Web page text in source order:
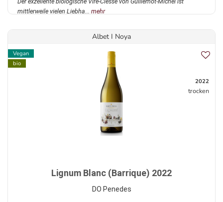
mittlerweile vielen Liebha... mehr
Albet I Noya
Vegan
bio
2022
trocken
Lignum Blanc (Barrique) 2022
DO Penedes